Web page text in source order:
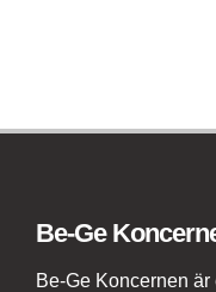
Be-Ge
Be-Ge Koncernen